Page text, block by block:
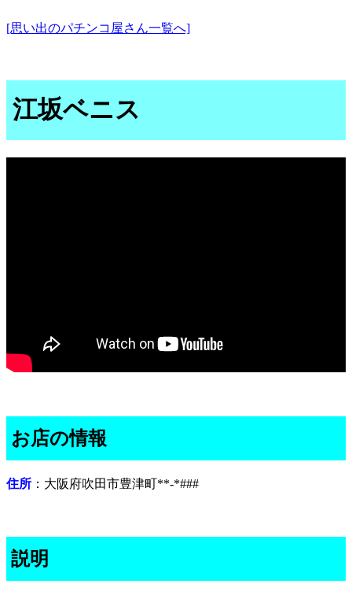
[思い出のパチンコ屋さん一覧へ]
江坂ベニス
お店の情報
住所 ：大阪府吹田市豊津町**-*###
説明